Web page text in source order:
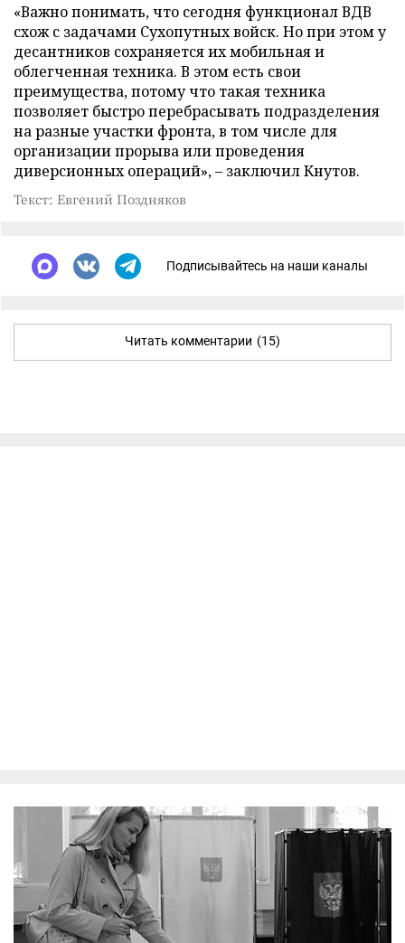
«Важно понимать, что сегодня функционал ВДВ
схож с задачами Сухопутных войск. Но при этом у
десантников сохраняется их мобильная и
облегченная техника. В этом есть свои
преимущества, потому что такая техника
позволяет быстро перебрасывать подразделения
на разные участки фронта, в том числе для
организации прорыва или проведения
диверсионных операций», – заключил Кнутов.
Текст: Евгений Поздняков
Подписывайтесь на наши каналы
Читать комментарии (15)